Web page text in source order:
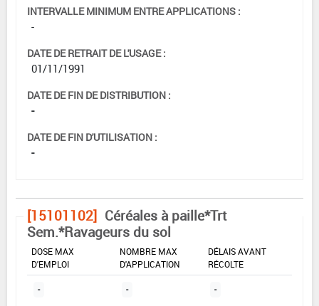
INTERVALLE MINIMUM ENTRE APPLICATIONS :
-
DATE DE RETRAIT DE L'USAGE :
01/11/1991
DATE DE FIN DE DISTRIBUTION :
-
DATE DE FIN D'UTILISATION :
-
[15101102] Céréales à paille*Trt
Sem.*Ravageurs du sol
DOSE MAX
D'EMPLOI
NOMBRE MAX
D'APPLICATION
DÉLAIS AVANT
RÉCOLTE
- - -